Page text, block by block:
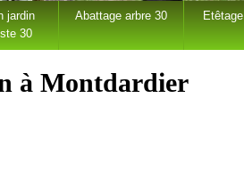
jardin
30
Abattage arbre 30
à Montdardier